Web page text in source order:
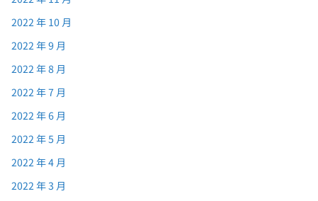
2022 年 10 月
2022 年 9 月
2022 年 8 月
2022 年 7 月
2022 年 6 月
2022 年 5 月
2022 年 4 月
2022 年 3 月